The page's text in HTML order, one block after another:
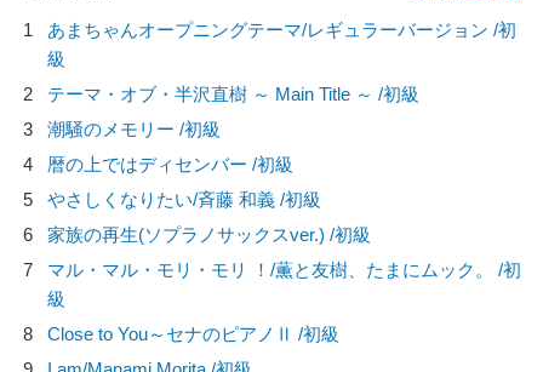
1
あまちゃんオープニングテーマ/レギュラーバージョン /初
級
2
テーマ・オブ・半沢直樹 ～ Main Title ～ /初級
3
潮騒のメモリー /初級
4
暦の上ではディセンバー /初級
5
やさしくなりたい/斉藤 和義 /初級
6
家族の再生(ソプラノサックスver.) /初級
7
マル・マル・モリ・モリ ！/薫と友樹、たまにムック。
/初
級
8
Close to You～セナのピアノⅡ /初級